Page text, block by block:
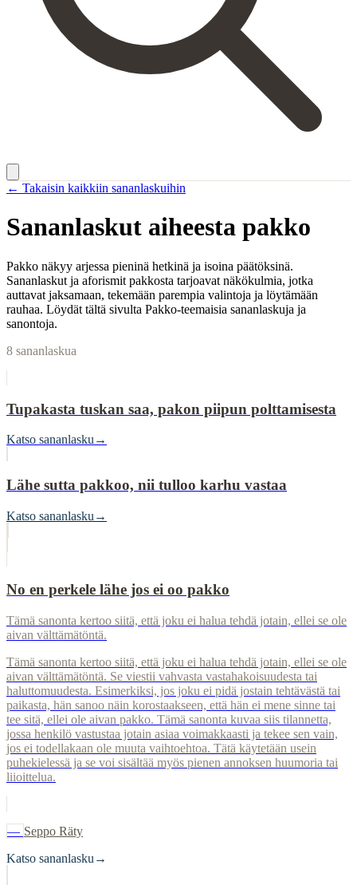
← Takaisin kaikkiin sananlaskuihin
Sananlaskut aiheesta pakko
Pakko näkyy arjessa pieninä hetkinä ja isoina päätöksinä.
Sananlaskut ja aforismit pakkosta tarjoavat näkökulmia, jotka
auttavat jaksamaan, tekemään parempia valintoja ja löytämään
rauhaa. Löydät tältä sivulta Pakko-teemaisia sananlaskuja ja
sanontoja.
8 sananlaskua
Tupakasta tuskan saa, pakon piipun polttamisesta
Katso sananlasku →
Lähe sutta pakkoo, nii tulloo karhu vastaa
Katso sananlasku →
No en perkele lähe jos ei oo pakko
Tämä sanonta kertoo siitä, että joku ei halua tehdä jotain, ellei se ole
aivan välttämätöntä.
Tämä sanonta kertoo siitä, että joku ei halua tehdä jotain, ellei se ole
aivan välttämätöntä. Se viestii vahvasta vastahakoisuudesta tai
haluttomuudesta. Esimerkiksi, jos joku ei pidä jostain tehtävästä tai
paikasta, hän sanoo näin korostaakseen, että hän ei mene sinne tai
tee sitä, ellei ole aivan pakko. Tämä sanonta kuvaa siis tilannetta,
jossa henkilö vastustaa jotain asiaa voimakkaasti ja tekee sen vain,
jos ei todellakaan ole muuta vaihtoehtoa. Tätä käytetään usein
puhekielessä ja se voi sisältää myös pienen annoksen huumoria tai
liioittelua.
— Seppo Räty
Katso sananlasku →